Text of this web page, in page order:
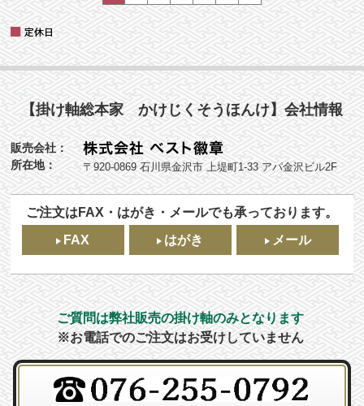
【掛け軸総本家 かけじくそうほんけ】会社情報
販売会社：
所在地：
〒920-0869 石川県金沢市 上堤町1-33 アパ金沢ビル2F
ご注文はFAX・はがき・メールでも承っております。
FAX
はがき メール
ご質問は弊社販売の掛け軸のみとなります
※お電話でのご注文はお受けしていません